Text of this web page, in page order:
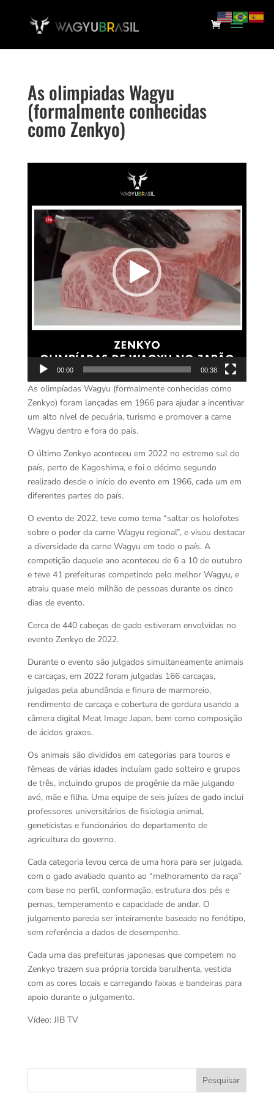
As olimpiadas Wagyu
(formalmente conhecidas
como Zenkyo)
00:00 00:38
As olimpíadas Wagyu (formalmente conhecidas como
Zenkyo) foram lançadas em 1966 para ajudar a incentivar
um alto nível de pecuária, turismo e promover a carne
Wagyu dentro e fora do país.
O último Zenkyo aconteceu em 2022 no estremo sul do
país, perto de Kagoshima, e foi o décimo segundo
realizado desde o início do evento em 1966, cada um em
diferentes partes do país.
O evento de 2022, teve como tema “saltar os holofotes
sobre o poder da carne Wagyu regional”, e visou destacar
a diversidade da carne Wagyu em todo o país. A
competição daquele ano aconteceu de 6 a 10 de outubro
e teve 41 prefeituras competindo pelo melhor Wagyu, e
atraiu quase meio milhão de pessoas durante os cinco
dias de evento.
Cerca de 440 cabeças de gado estiveram envolvidas no
evento Zenkyo de 2022.
Durante o evento são julgados simultaneamente animais
e carcaças, em 2022 foram julgadas 166 carcaças,
julgadas pela abundância e finura de marmoreio,
rendimento de carcaça e cobertura de gordura usando a
câmera digital Meat Image Japan, bem como composição
de ácidos graxos.
Os animais são divididos em categorias para touros e
fêmeas de várias idades incluíam gado solteiro e grupos
de três, incluindo grupos de progênie da mãe julgando
avó, mãe e filha. Uma equipe de seis juízes de gado inclui
professores universitários de fisiologia animal,
geneticistas e funcionários do departamento de
agricultura do governo.
Cada categoria levou cerca de uma hora para ser julgada,
com o gado avaliado quanto ao “melhoramento da raça”
com base no perfil, conformação, estrutura dos pés e
pernas, temperamento e capacidade de andar. O
julgamento parecia ser inteiramente baseado no fenótipo,
sem referência a dados de desempenho.
Cada uma das prefeituras japonesas que competem no
Zenkyo trazem sua própria torcida barulhenta, vestida
com as cores locais e carregando faixas e bandeiras para
apoio durante o julgamento.
Vídeo: JIB TV